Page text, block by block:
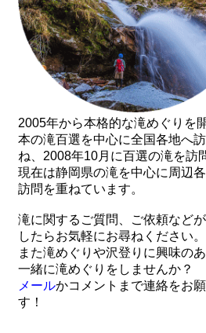
2005年から本格的な滝めぐりを
本の滝百選を中心に全国各地へ
ね、2008年10月に百選の滝を訪
現在は静岡県の滝を中心に周辺
訪問を重ねています。
滝に関するご質問、ご依頼など
したらお気軽にお尋ねください。
また滝めぐりや沢登りに興味のあ
一緒に滝めぐりをしませんか？
メールかコメントまで連絡をお
す！